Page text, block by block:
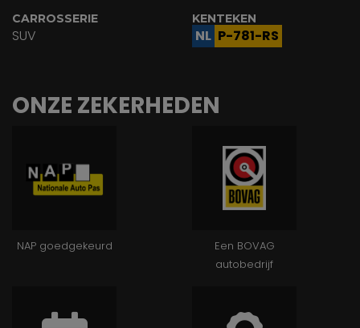
CARROSSERIE
SUV
KENTEKEN
NL P-781-RS
ONZE ZEKERHEDEN
NAP goedgekeurd
Een BOVAG
autobedrijf